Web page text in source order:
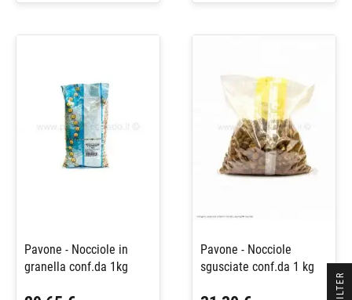
Pavone - Nocciole in
granella conf.da 1kg
Pavone - Nocciole
sgusciate conf.da 1 kg
R